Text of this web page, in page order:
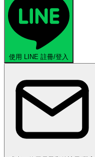
使用 LINE 註冊/登入